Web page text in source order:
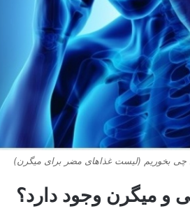
چی بخوریم (لیست غذاهای مضر برای میگرن)
و میگرن وجود دارد؟